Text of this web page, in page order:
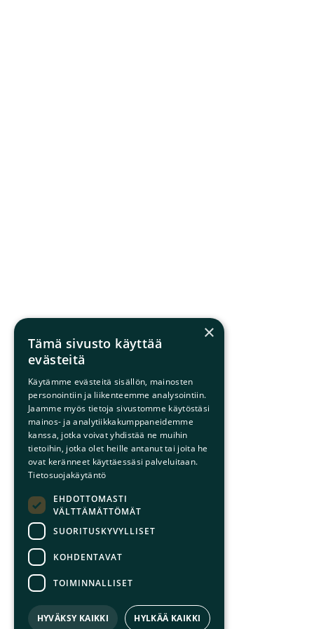
×
Tämä sivusto käyttää
evästeitä
Käytämme evästeitä sisällön, mainosten
personointiin ja liikenteemme analysointiin.
Jaamme myös tietoja sivustomme käytöstäsi
mainos- ja analytiikkakumppaneidemme
kanssa, jotka voivat yhdistää ne muihin
tietoihin, jotka olet heille antanut tai joita he
ovat keränneet käyttäessäsi palveluitaan.
Tietosuojakäytäntö
EHDOTTOMASTI
VÄLTTÄMÄTTÖMÄT
SUORITUSKYVYLLISET
KOHDENTAVAT
TOIMINNALLISET
HYVÄKSY KAIKKI HYLKÄÄ KAIKKI